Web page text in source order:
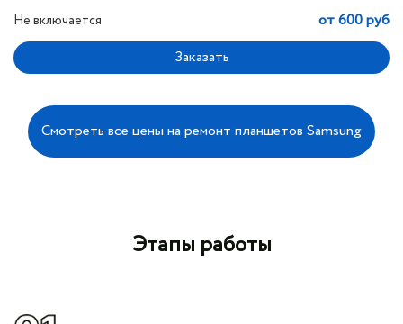
Не включается от 600 руб
Смотреть все цены на ремонт планшетов Samsung
Этапы работы